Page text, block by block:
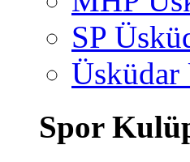
SP
Üsküdar
Spor